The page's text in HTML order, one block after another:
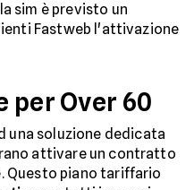
sim è previsto un
Fastweb l'attivazione
per Over 60
una soluzione dedicata
attivare un contratto
Questo piano tariffario